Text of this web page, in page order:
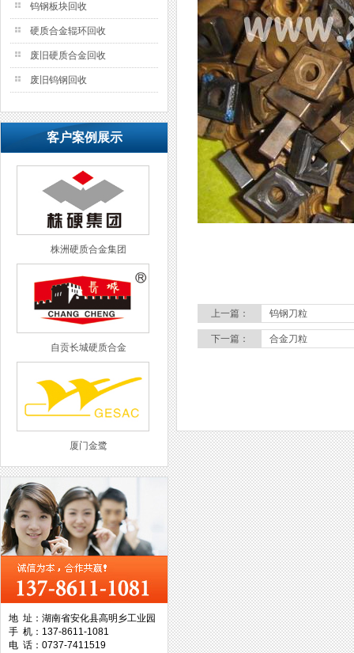
钨钢板块回收
硬质合金辊环回收
废旧硬质合金回收
废旧钨钢回收
客户案例展示
株洲硬质合金集团
自贡长城硬质合金
厦门金鹭
西工集团
台湾协威机械
地 址：湖南省安化县高明乡工业园
手 机：137-8611-1081
电 话：0737-7411519
上一篇： 钨钢刀粒
下一篇： 合金刀粒